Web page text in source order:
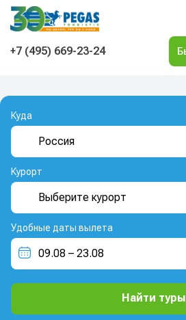
На главную
+7 (495) 669-23-24
Куда
Курорт
Удобные даты вылета
Найти туры